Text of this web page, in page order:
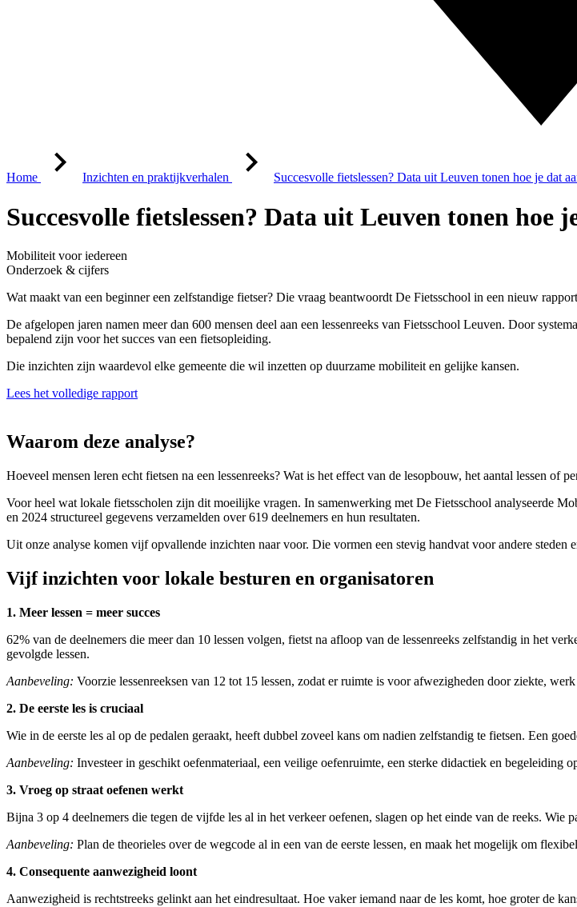
Home Inzichten en praktijkverhalen Succesvolle fietslessen? Data uit Leuven tonen hoe je dat
Succesvolle fietslessen? Data uit Leuven tonen hoe
Mobiliteit voor iedereen
Onderzoek & cijfers
Wat maakt van een beginner een zelfstandige fietser? Die vraag beantwoordt De Fietsschool in een nieuw
De afgelopen jaren namen meer dan 600 mensen deel aan een lessenreeks van Fietsschool Leuven. Door
bepalend zijn voor het succes van een fietsopleiding.
Die inzichten zijn waardevol elke gemeente die wil inzetten op duurzame mobiliteit en gelijke kansen.
Lees het volledige rapport
Waarom deze analyse?
Hoeveel mensen leren echt fietsen na een lessenreeks? Wat is het effect van de lesopbouw, het aantal lessen of
Voor heel wat lokale fietsscholen zijn dit moeilijke vragen. In samenwerking met De Fietsschool analyseerde
en 2024 structureel gegevens verzamelden over 619 deelnemers en hun resultaten.
Uit onze analyse komen vijf opvallende inzichten naar voor. Die vormen een stevig handvat voor andere steden
Vijf inzichten voor lokale besturen en organisatoren
1. Meer lessen = meer succes
62% van de deelnemers die meer dan 10 lessen volgen, fietst na afloop van de lessenreeks zelfstandig in het
gevolgde lessen.
Aanbeveling: Voorzie lessenreeksen van 12 tot 15 lessen, zodat er ruimte is voor afwezigheden door ziekte,
2. De eerste les is cruciaal
Wie in de eerste les al op de pedalen geraakt, heeft dubbel zoveel kans om nadien zelfstandig te fietsen. Een
Aanbeveling: Investeer in geschikt oefenmateriaal, een veilige oefenruimte, een sterke didactiek en begeleiding
3. Vroeg op straat oefenen werkt
Bijna 3 op 4 deelnemers die tegen de vijfde les al in het verkeer oefenen, slagen op het einde van de reeks. Wie
Aanbeveling: Plan de theorieles over de wegcode al in een van de eerste lessen, en maak het mogelijk om
4. Consequente aanwezigheid loont
Aanwezigheid is rechtstreeks gelinkt aan het eindresultaat. Hoe vaker iemand naar de les komt, hoe groter de